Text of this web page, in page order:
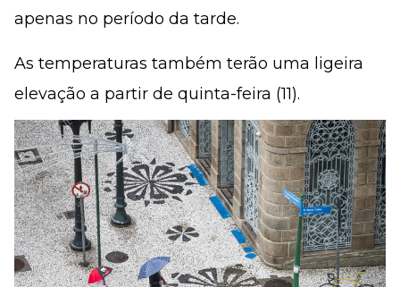
apenas no período da tarde.
As temperaturas também terão uma ligeira
elevação a partir de quinta-feira (11).